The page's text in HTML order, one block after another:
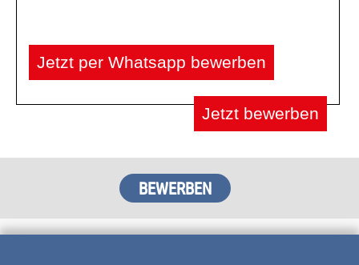
Jetzt per Whatsapp bewerben
Jetzt bewerben